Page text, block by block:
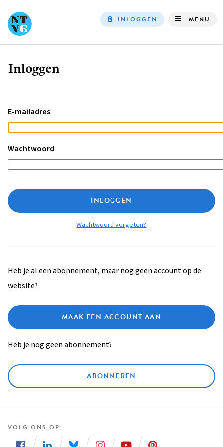
INLOGGEN MENU
Kruimelpad
Inloggen
E-mailadres
Wachtwoord
INLOGGEN
Wachtwoord vergeten?
Heb je al een abonnement, maar nog geen account op de
website?
MAAK EEN ACCOUNT AAN
Heb je nog geen abonnement?
ABONNEREN
VOLG ONS OP